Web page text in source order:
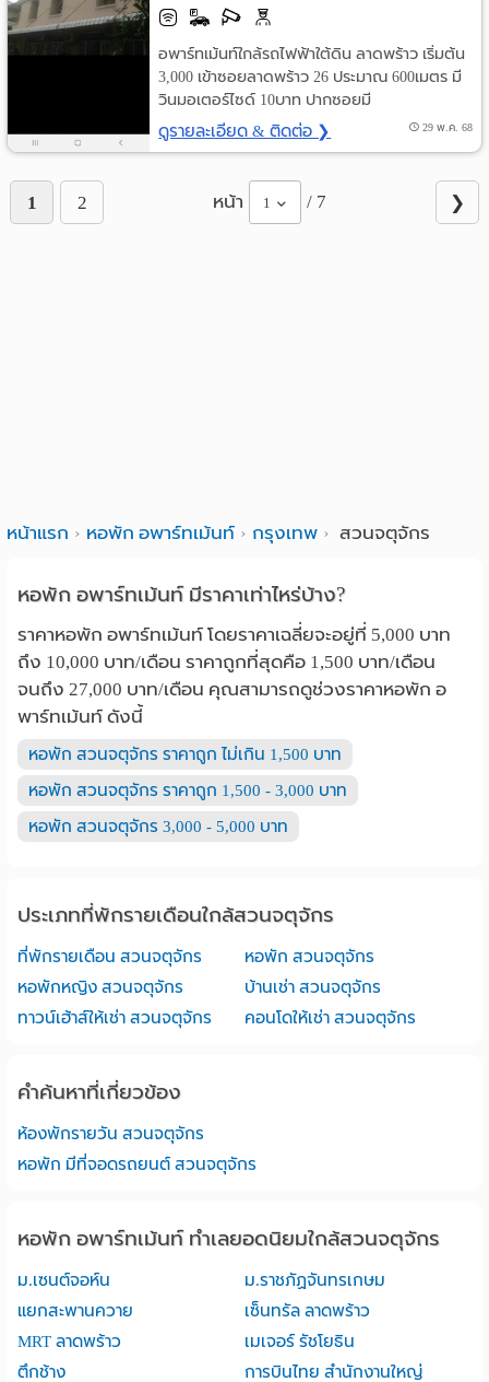
อพาร์ทเม้นท์ใกล้รถไฟฟ้าใต้ดิน ลาดพร้าว เริ่มต้น
3,000 เข้าซอยลาดพร้าว 26 ประมาณ 600เมตร มี
วินมอเตอร์ไซด์ 10บาท ปากซอยมี
ดูรายละเอียด & ติดต่อ ❯ 29 พ.ค. 68
1 2 หน้า 1 / 7 ❯
หน้าแรก หอพัก อพาร์ทเม้นท์ กรุงเทพ สวนจตุจักร
หอพัก อพาร์ทเม้นท์ มีราคาเท่าไหร่บ้าง?
ราคาหอพัก อพาร์ทเม้นท์ โดยราคาเฉลี่ยจะอยู่ที่ 5,000 บาท
ถึง 10,000 บาท/เดือน ราคาถูกที่สุดคือ 1,500 บาท/เดือน
จนถึง 27,000 บาท/เดือน คุณสามารถดูช่วงราคาหอพัก อ
พาร์ทเม้นท์ ดังนี้
หอพัก สวนจตุจักร ราคาถูก ไม่เกิน 1,500 บาท
หอพัก สวนจตุจักร ราคาถูก 1,500 - 3,000 บาท
หอพัก สวนจตุจักร 3,000 - 5,000 บาท
ประเภทที่พักรายเดือนใกล้สวนจตุจักร
ที่พักรายเดือน สวนจตุจักร
หอพัก สวนจตุจักร
หอพักหญิง สวนจตุจักร
บ้านเช่า สวนจตุจักร
ทาวน์เฮ้าส์ให้เช่า สวนจตุจักร
คอนโดให้เช่า สวนจตุจักร
คำค้นหาที่เกี่ยวข้อง
ห้องพักรายวัน สวนจตุจักร
หอพัก มีที่จอดรถยนต์ สวนจตุจักร
หอพัก อพาร์ทเม้นท์ ทำเลยอดนิยมใกล้สวนจตุจักร
ม.เซนต์จอห์น
ม.ราชภัฏจันทรเกษม
แยกสะพานควาย
เซ็นทรัล ลาดพร้าว
MRT ลาดพร้าว
เมเจอร์ รัชโยธิน
ตึกช้าง
การบินไทย สำนักงานใหญ่